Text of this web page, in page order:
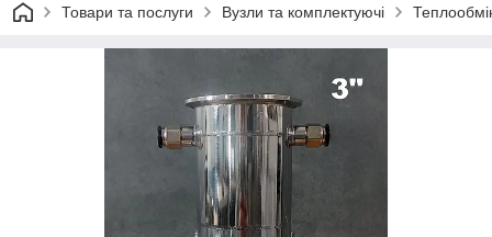
Товари та послуги Вузли та комплектуючі